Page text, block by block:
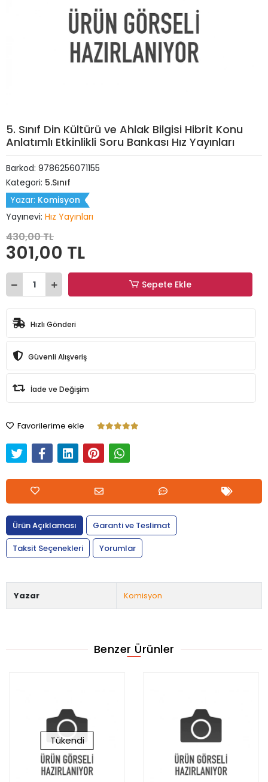
5. Sınıf Din Kültürü ve Ahlak Bilgisi Hibrit Konu
Anlatımlı Etkinlikli Soru Bankası Hız Yayınları
Barkod: 9786256071155
Kategori: 5.Sınıf
Yazar: Komisyon
Yayınevi: Hız Yayınları
430,00 TL
301,00 TL
Sepete Ekle
Hızlı Gönderi
Güvenli Alışveriş
İade ve Değişim
Favorilerime ekle
Ürün Açıklaması
Garanti ve Teslimat
Taksit Seçenekleri
Yorumlar
Yazar Komisyon
Benzer Ürünler
Tükendi